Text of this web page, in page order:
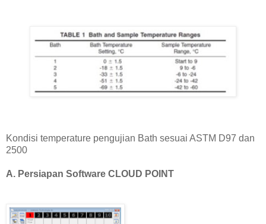
Kondisi temperature pengujian Bath sesuai ASTM D97 dan
2500
A. Persiapan Software CLOUD POINT